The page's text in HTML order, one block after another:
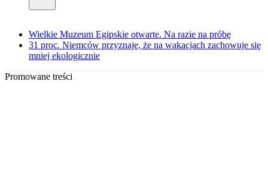
Wielkie Muzeum Egipskie otwarte. Na razie na próbę
31 proc. Niemców przyznaje, że na wakacjach zachowuje się
mniej ekologicznie
Promowane treści